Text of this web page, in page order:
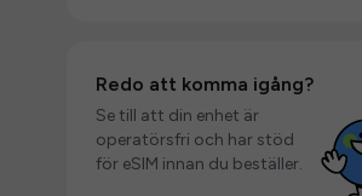
Redo att komma igång?
Se till att din enhet är
operatörsfri och har stöd
för eSIM innan du beställer.